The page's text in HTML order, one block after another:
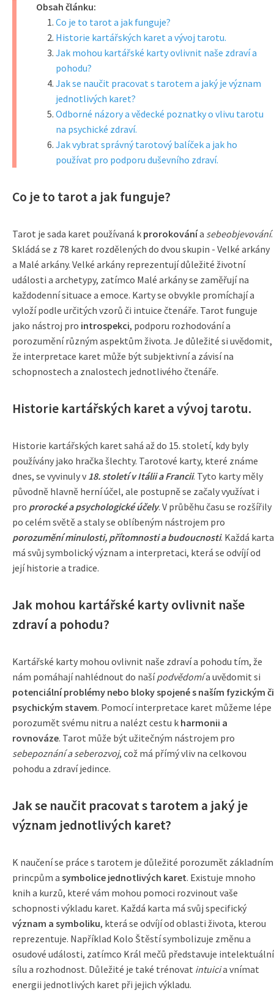
Obsah článku:
Co je to tarot a jak funguje?
Historie kartářských karet a vývoj tarotu.
Jak mohou kartářské karty ovlivnit naše zdraví a
pohodu?
Jak se naučit pracovat s tarotem a jaký je význam
jednotlivých karet?
Odborné názory a vědecké poznatky o vlivu tarotu
na psychické zdraví.
Jak vybrat správný tarotový balíček a jak ho
používat pro podporu duševního zdraví.
Co je to tarot a jak funguje?
Tarot je sada karet používaná k prorokovánía sebeobjevování.
Skládá se z 78 karet rozdělených do dvou skupin - Velké arkány
a Malé arkány. Velké arkány reprezentují důležité životní
události a archetypy, zatímco Malé arkány se zaměřují na
každodenní situace a emoce. Karty se obvykle promíchají a
vyloží podle určitých vzorů či intuice čtenáře. Tarot funguje
jako nástroj pro introspekci, podporu rozhodování a
porozumění různým aspektům života. Je důležité si uvědomit,
že interpretace karet může být subjektivní a závisí na
schopnostech a znalostech jednotlivého čtenáře.
Historie kartářských karet a vývoj tarotu.
Historie kartářských karet sahá až do 15. století, kdy byly
používány jako hračka šlechty. Tarotové karty, které známe
dnes, se vyvinuly v 18. století v Itálii a Francii. Tyto karty měly
původně hlavně herní účel, ale postupně se začaly využívat i
pro prorocké a psychologické účely. V průběhu času se rozšířily
po celém světě a staly se oblíbeným nástrojem pro
porozumění minulosti, přítomnosti a budoucnosti. Každá karta
má svůj symbolický význam a interpretaci, která se odvíjí od
její historie a tradice.
Jak mohou kartářské karty ovlivnit naše
zdraví a pohodu?
Kartářské karty mohou ovlivnit naše zdraví a pohodu tím, že
nám pomáhají nahlédnout do našípodvědomía uvědomit si
potenciální problémy nebo bloky spojené s naším fyzickým či
psychickým stavem. Pomocí interpretace karet můžeme lépe
porozumět svému nitru a nalézt cestu k harmonii a
rovnováze. Tarot může být užitečným nástrojem pro
sebepoznání a seberozvoj, což má přímý vliv na celkovou
pohodu a zdraví jedince.
Jak se naučit pracovat s tarotem a jaký je
význam jednotlivých karet?
K naučení se práce s tarotem je důležité porozumět základním
princpům a symbolice jednotlivých karet. Existuje mnoho
knih a kurzů, které vám mohou pomoci rozvinout vaše
schopnosti výkladu karet. Každá karta má svůj specifický
význam a symboliku, která se odvíjí od oblasti života, kterou
reprezentuje. Například Kolo Štěstí symbolizuje změnu a
osudové události, zatímco Král mečů představuje intelektuální
sílu a rozhodnost. Důležité je také trénovat intuicia vnímat
energii jednotlivých karet při jejich výkladu.